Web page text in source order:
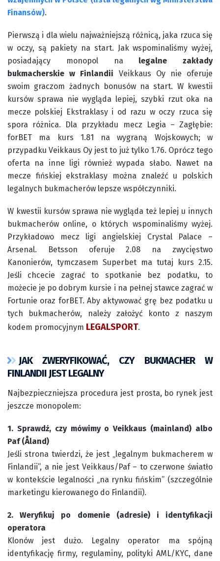
Finansów).
Pierwszą i dla wielu najważniejszą różnicą, jaka rzuca się
w oczy, są pakiety na start. Jak wspominaliśmy wyżej,
posiadający monopol na legalne zakłady
bukmacherskie w Finlandii Veikkaus Oy nie oferuje
swoim graczom żadnych bonusów na start. W kwestii
kursów sprawa nie wygląda lepiej, szybki rzut oka na
mecze polskiej Ekstraklasy i od razu w oczy rzuca się
spora różnica. Dla przykładu mecz Legia – Zagłębie:
forBET ma kurs 1.81 na wygraną Wojskowych; w
przypadku Veikkaus Oy jest to już tylko 1.76. Oprócz tego
oferta na inne ligi również wypada słabo. Nawet na
mecze fińskiej ekstraklasy można znaleźć u polskich
legalnych bukmacherów lepsze współczynniki.
W kwestii kursów sprawa nie wygląda też lepiej u innych
bukmacherów online, o których wspominaliśmy wyżej.
Przykładowo mecz ligi angielskiej Crystal Palace –
Arsenal. Betsson oferuje 2.08 na zwycięstwo
Kanonierów, tymczasem Superbet ma tutaj kurs 2.15.
Jeśli chcecie zagrać to spotkanie bez podatku, to
możecie je po dobrym kursie i na pełnej stawce zagrać w
Fortunie oraz forBET. Aby aktywować grę bez podatku u
tych bukmacherów, należy założyć konto z naszym
kodem promocyjnym LEGALSPORT.
JAK ZWERYFIKOWAĆ, CZY BUKMACHER W
FINLANDII JEST LEGALNY
Najbezpieczniejsza procedura jest prosta, bo rynek jest
jeszcze monopolem:
1. Sprawdź, czy mówimy o Veikkaus (mainland) albo
Paf (Åland)
Jeśli strona twierdzi, że jest „legalnym bukmacherem w
Finlandii”, a nie jest Veikkaus/Paf – to czerwone światło
w kontekście legalności „na rynku fińskim” (szczególnie
marketingu kierowanego do Finlandii).
2. Weryfikuj po domenie (adresie) i identyfikacji
operatora
Klonów jest dużo. Legalny operator ma spójną
identyfikację firmy, regulaminy, polityki AML/KYC, dane